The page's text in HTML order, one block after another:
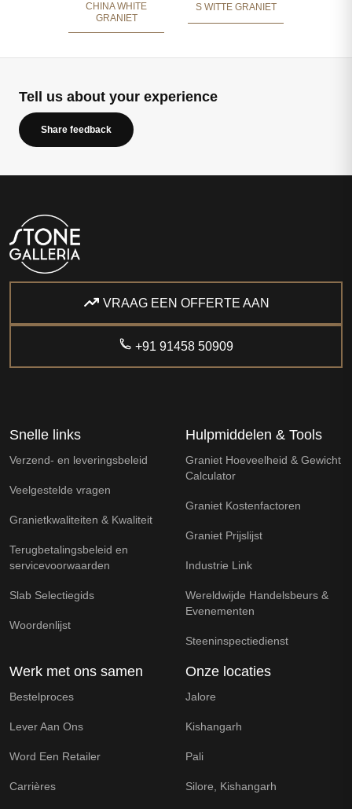
CHINA WHITE
GRANIET
S WITTE GRANIET
Tell us about your experience
Share feedback
VRAAG EEN OFFERTE AAN
+91 91458 50909
Snelle links
Verzend- en leveringsbeleid
Veelgestelde vragen
Granietkwaliteiten & Kwaliteit
Terugbetalingsbeleid en
servicevoorwaarden
Slab Selectiegids
Woordenlijst
Hulpmiddelen & Tools
Graniet Hoeveelheid & Gewicht
Calculator
Graniet Kostenfactoren
Graniet Prijslijst
Industrie Link
Wereldwijde Handelsbeurs &
Evenementen
Steeninspectiedienst
Werk met ons samen
Bestelproces
Lever Aan Ons
Word Een Retailer
Carrières
Onze locaties
Jalore
Kishangarh
Pali
Silore, Kishangarh